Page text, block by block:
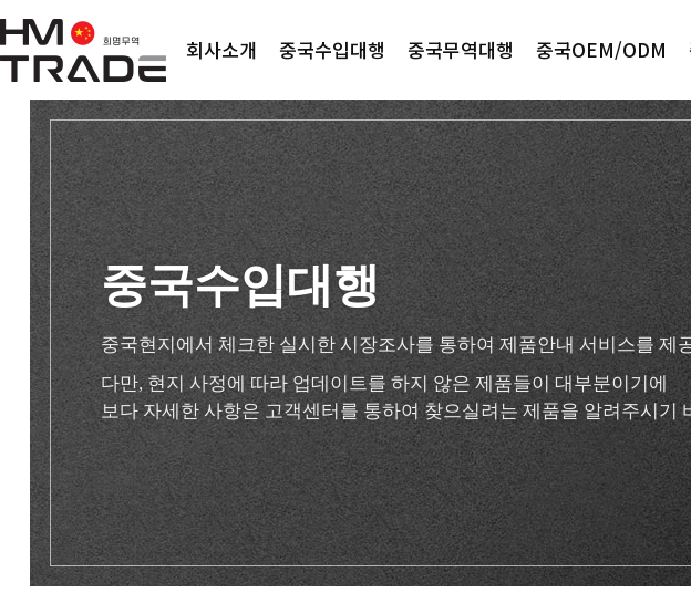
회사소개 중국수입대행 중국무역대행 중국OEM/ODM
중국수입대행
중국현지에서 체크한 실시한 시장조사를 통하여 제품안내 서비스를 제
다만, 현지 사정에 따라 업데이트를 하지 않은 제품들이 대부분이기에
보다 자세한 사항은 고객센터를 통하여 찾으실려는 제품을 알려주시기